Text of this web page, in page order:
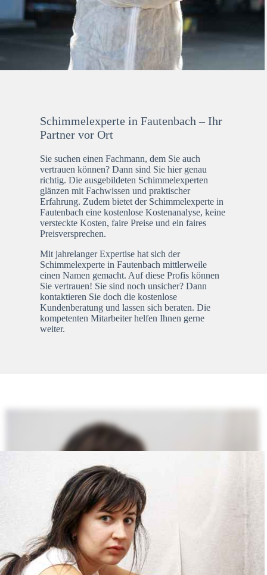
Schimmelexperte in Fautenbach – Ihr
Partner vor Ort
Sie suchen einen Fachmann, dem Sie auch
vertrauen können? Dann sind Sie hier genau
richtig. Die ausgebildeten Schimmelexperten
glänzen mit Fachwissen und praktischer
Erfahrung. Zudem bietet der Schimmelexperte in
Fautenbach eine kostenlose Kostenanalyse, keine
versteckte Kosten, faire Preise und ein faires
Preisversprechen.
Mit jahrelanger Expertise hat sich der
Schimmelexperte in Fautenbach mittlerweile
einen Namen gemacht. Auf diese Profis können
Sie vertrauen! Sie sind noch unsicher? Dann
kontaktieren Sie doch die kostenlose
Kundenberatung und lassen sich beraten. Die
kompetenten Mitarbeiter helfen Ihnen gerne
weiter.